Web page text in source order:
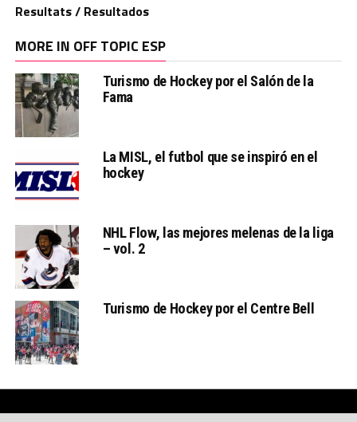
Resultats / Resultados
MORE IN OFF TOPIC ESP
Turismo de Hockey por el Salón de la
Fama
La MISL, el futbol que se inspiró en el
hockey
NHL Flow, las mejores melenas de la liga
– vol. 2
Turismo de Hockey por el Centre Bell